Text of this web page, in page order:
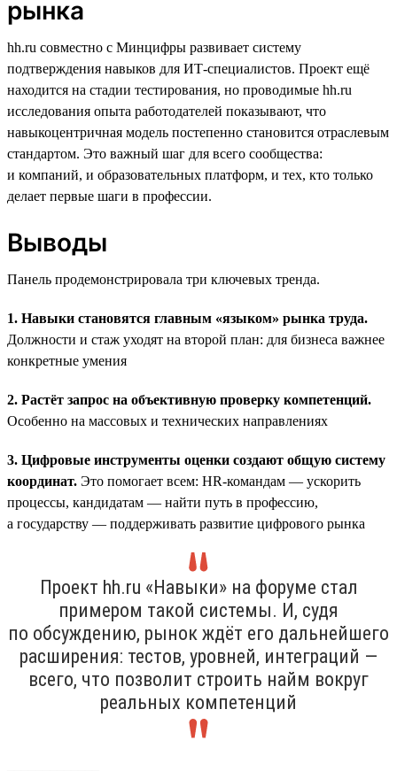
рынка
hh.ru совместно с Минцифры развивает систему
подтверждения навыков для ИТ-специалистов. Проект ещё
находится на стадии тестирования, но проводимые hh.ru
исследования опыта работодателей показывают, что
навыкоцентричная модель постепенно становится отраслевым
стандартом. Это важный шаг для всего сообщества:
и компаний, и образовательных платформ, и тех, кто только
делает первые шаги в профессии.
Выводы
Панель продемонстрировала три ключевых тренда.
1. Навыки становятся главным «языком» рынка труда.
Должности и стаж уходят на второй план: для бизнеса важнее
конкретные умения
2. Растёт запрос на объективную проверку компетенций.
Особенно на массовых и технических направлениях
3. Цифровые инструменты оценки создают общую систему
координат. Это помогает всем: HR-командам — ускорить
процессы, кандидатам — найти путь в профессию,
а государству — поддерживать развитие цифрового рынка
Проект hh.ru «Навыки» на форуме стал
примером такой системы. И, судя
по обсуждению, рынок ждёт его дальнейшего
расширения: тестов, уровней, интеграций —
всего, что позволит строить найм вокруг
реальных компетенций